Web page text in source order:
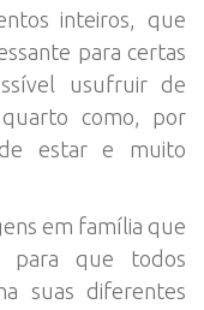
inteiros, que
para certas
usufruir de
como, por
estar e muito
em família que
para que todos
suas diferentes